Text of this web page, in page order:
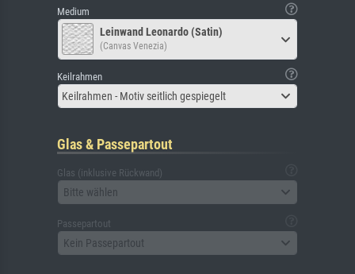
Medium
Leinwand Leonardo (Satin)
(Canvas Venezia)
Keilrahmen
Keilrahmen - Motiv seitlich gespiegelt
Glas & Passepartout
Glas (inklusive Rückwand)
Bitte wählen
Passepartout
Kein Passepartout